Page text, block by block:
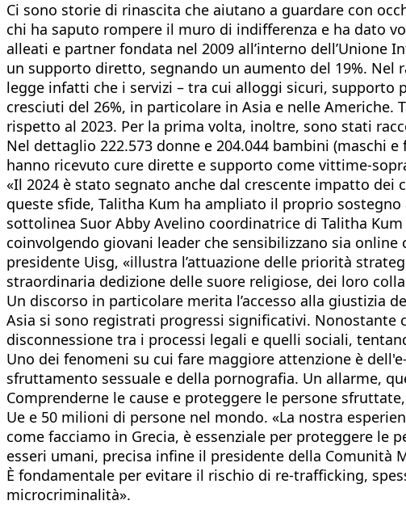
Ci sono storie di rinascita che aiutano a guardare con
chi ha saputo rompere il muro di indifferenza e ha dato
alleati e partner fondata nel 2009 all’interno dell’Unione
un supporto diretto, segnando un aumento del 19%. Nel
legge infatti che i servizi – tra cui alloggi sicuri, supporto
cresciuti del 26%, in particolare in Asia e nelle
rispetto al 2023. Per la prima volta, inoltre, sono stati
Nel dettaglio 222.573 donne e 204.044 bambini (maschi
hanno ricevuto cure dirette e supporto come vittime-
«Il 2024 è stato segnato anche dal crescente impatto
queste sfide, Talitha Kum ha ampliato il proprio
sottolinea Suor Abby Avelino coordinatrice di Talitha
coinvolgendo giovani leader che sensibilizzano sia
presidente Uisg, «illustra l’attuazione delle priorità
straordinaria dedizione delle suore religiose, dei loro
Un discorso in particolare merita l’accesso alla giustizia
Asia si sono registrati progressi significativi. Nonostante
disconnessione tra i processi legali e quelli sociali,
Uno dei fenomeni su cui fare maggiore attenzione è
sfruttamento sessuale e della pornografia. Un allarme,
Comprenderne le cause e proteggere le persone
Ue e 50 milioni di persone nel mondo. «La nostra
come facciamo in Grecia, è essenziale per proteggere le
esseri umani, precisa infine il presidente della Comunità
È fondamentale per evitare il rischio di re-trafficking,
microcriminalità».